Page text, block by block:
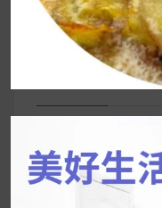
尋
字:
近期文章
推的MZ Diet ！
好吃的蛋白點心